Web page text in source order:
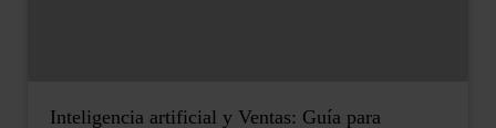
Inteligencia artificial y Ventas: Guía para